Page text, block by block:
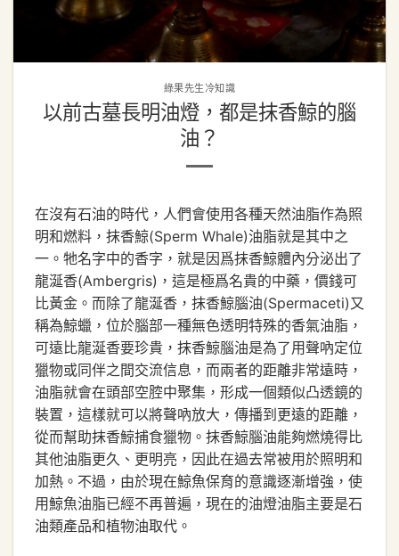
綠果先生冷知識
以前古墓長明油燈，都是抹香鯨的腦
油？
在沒有石油的時代，人們會使用各種天然油脂作為照
明和燃料，抹香鯨(Sperm Whale)油脂就是其中之
一。牠名字中的香字，就是因爲抹香鯨體內分泌出了
龍涎香(Ambergris)，這是極爲名貴的中藥，價錢可
比黃金。而除了龍涎香，抹香鯨腦油(Spermaceti)又
稱為鯨蠟，位於腦部一種無色透明特殊的香氣油脂，
可遠比龍涎香要珍貴，抹香鯨腦油是為了用聲吶定位
獵物或同伴之間交流信息，而兩者的距離非常遠時，
油脂就會在頭部空腔中聚集，形成一個類似凸透鏡的
裝置，這樣就可以將聲吶放大，傳播到更遠的距離，
從而幫助抹香鯨捕食獵物。抹香鯨腦油能夠燃燒得比
其他油脂更久、更明亮，因此在過去常被用於照明和
加熱。不過，由於現在鯨魚保育的意識逐漸增強，使
用鯨魚油脂已經不再普遍，現在的油燈油脂主要是石
油類產品和植物油取代。